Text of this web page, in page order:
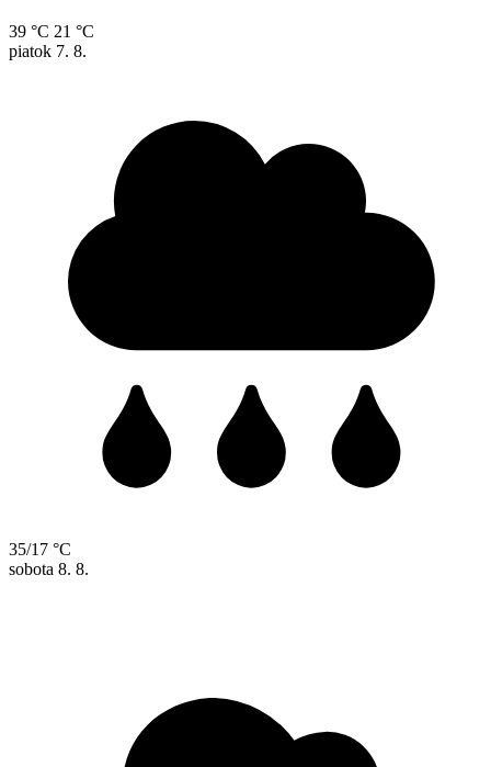
39 °C 21 °C
piatok 7. 8.
35/17 °C
sobota 8. 8.